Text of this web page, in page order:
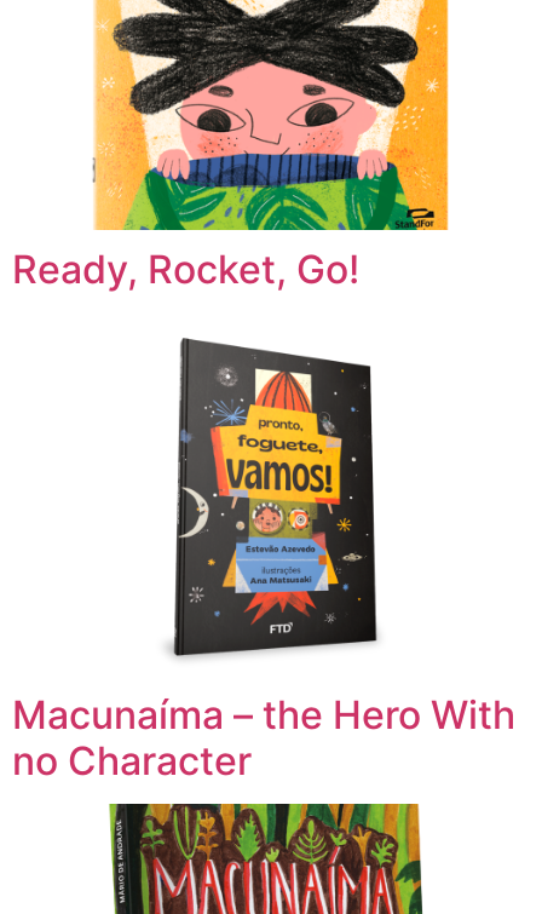
Ready, Rocket, Go!
Macunaíma – the Hero With
no Character